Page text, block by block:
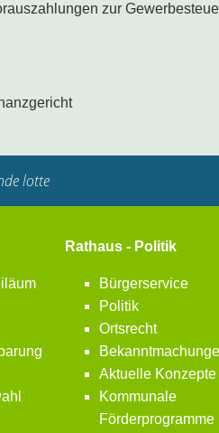
zur
lotte
Rathaus - Politik
Bürgerservice
Politik
Ortsrecht
Aktuelle Konzepte
Kommunale
Förderprogramme